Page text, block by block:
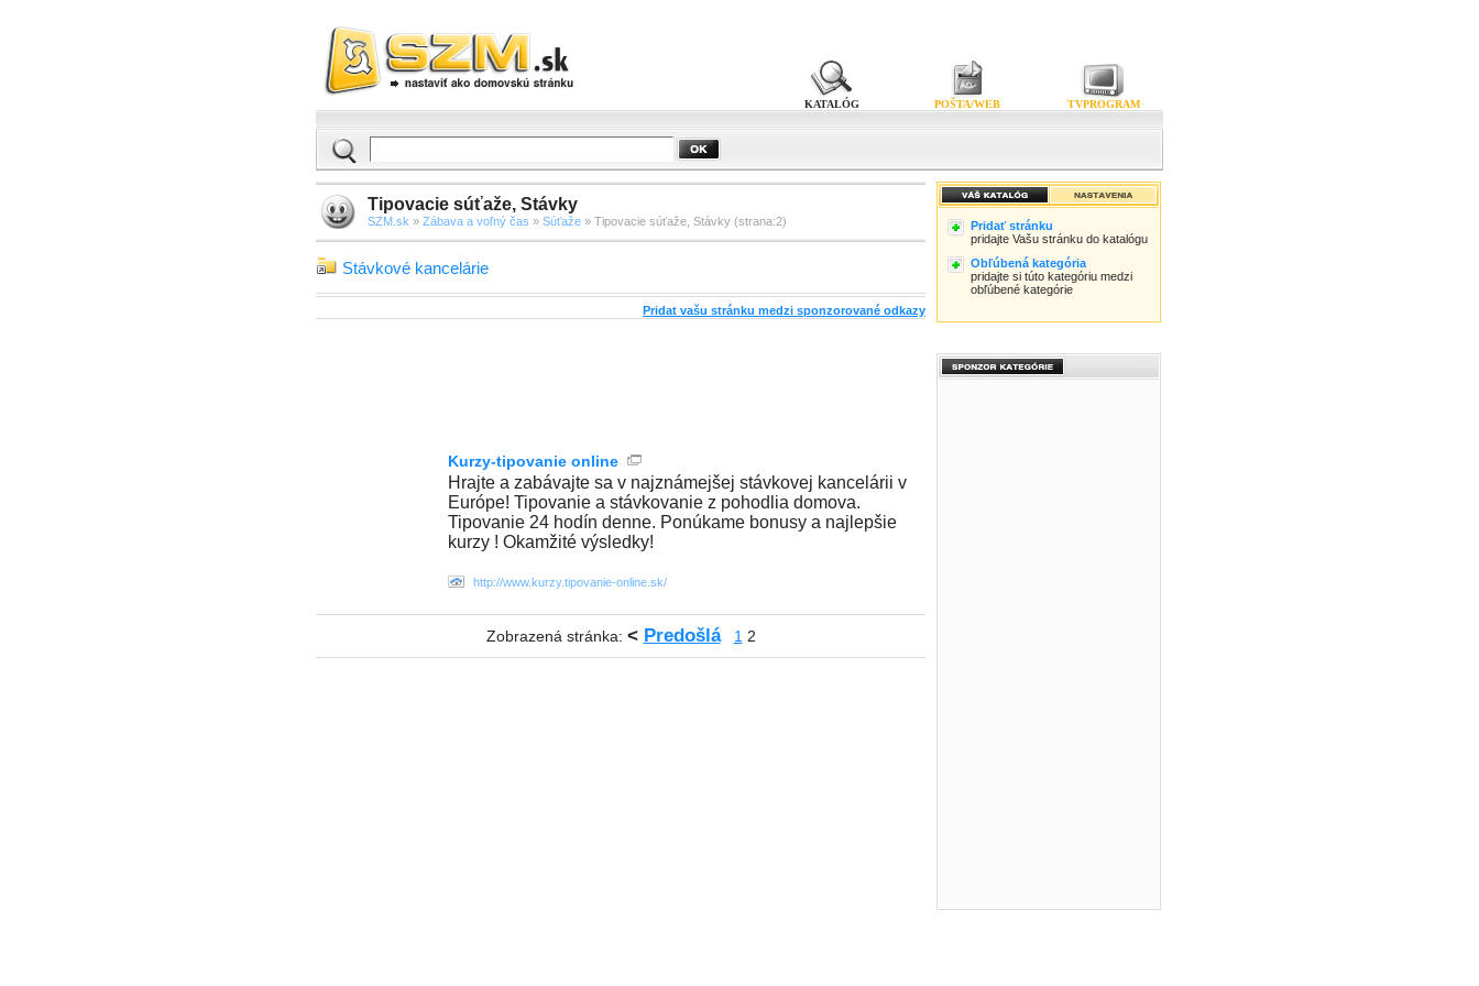
KATALÓG POŠTA/WEB TVPROGRAM
Tipovacie súťaže, Stávky
SZM.sk » Zábava a voľný čas » Súťaže » Tipovacie súťaže, Stávky (strana:2)
Stávkové kancelárie
Pridat vašu stránku medzi sponzorované odkazy
Kurzy-tipovanie online
Hrajte a zabávajte sa v najznámejšej stávkovej kancelárii v
Európe! Tipovanie a stávkovanie z pohodlia domova.
Tipovanie 24 hodín denne. Ponúkame bonusy a najlepšie
kurzy ! Okamžité výsledky!
http://www.kurzy.tipovanie-online.sk/
Zobrazená stránka: < Predošlá 1 2
Pridať stránku
pridajte Vašu stránku do katalógu
Obľúbená kategória
pridajte si túto kategóriu medzi
obľúbené kategórie